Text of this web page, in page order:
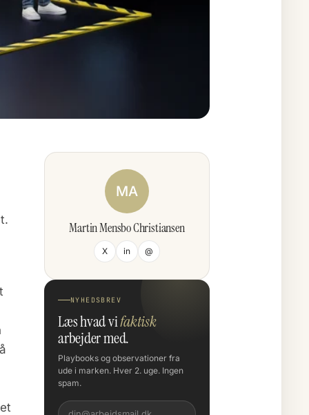
MA
Martin Mensbo Christiansen
X in @
NYHEDSBREV
Læs hvad vifaktisk
arbejder med.
Playbooks og observationer fra
ude i marken. Hver 2. uge. Ingen
spam.